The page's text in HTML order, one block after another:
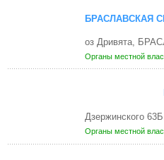
БРАСЛАВСКАЯ
оз Дривята,
Органы местной
Дзержинского
Органы местной